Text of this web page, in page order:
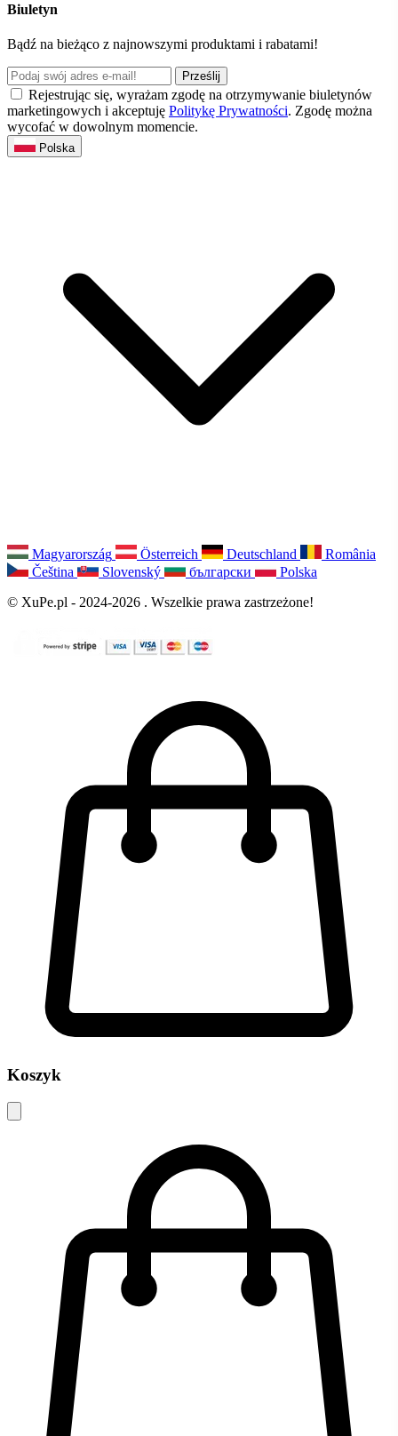
Biuletyn
Bądź na bieżąco z najnowszymi produktami i rabatami!
Prześlij
Rejestrując się, wyrażam zgodę na otrzymywanie biuletynów
marketingowych i akceptuję Politykę Prywatności. Zgodę można
wycofać w dowolnym momencie.
Polska
Magyarország Österreich Deutschland
România
Čeština
Slovenský български
Polska
© XuPe.pl - 2024-2026 . Wszelkie prawa zastrzeżone!
Koszyk